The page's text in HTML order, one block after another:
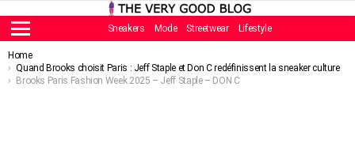
Menu
Sneakers Mode Streetwear Lifestyle
You are here:
Home
Quand Brooks choisit Paris : Jeff Staple et Don C redéfinissent la sneaker culture
Brooks Paris Fashion Week 2025 – Jeff Staple – DON C